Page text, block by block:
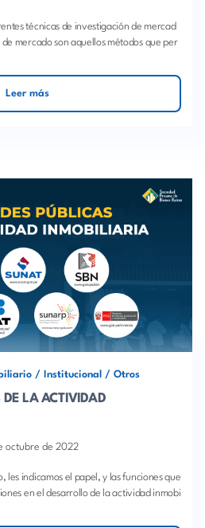
técnicas de investigación de mercad
mercado son aquellos métodos que per
Leer más
/ Institucional / Otros
DE LA ACTIVIDAD
octubre de 2022
les indicamos el papel, y las funciones que
en el desarrollo de la actividad inmobi